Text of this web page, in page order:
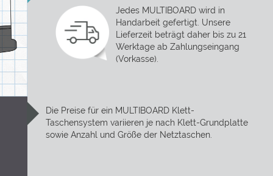
Jedes MULTIBOARD wird in
Handarbeit gefertigt. Unsere
Lieferzeit beträgt daher bis zu 21
Werktage ab Zahlungseingang
(Vorkasse).
Die Preise für ein MULTIBOARD Klett-
Taschensystem variieren je nach Klett-Grundplatte
sowie Anzahl und Größe der Netztaschen.